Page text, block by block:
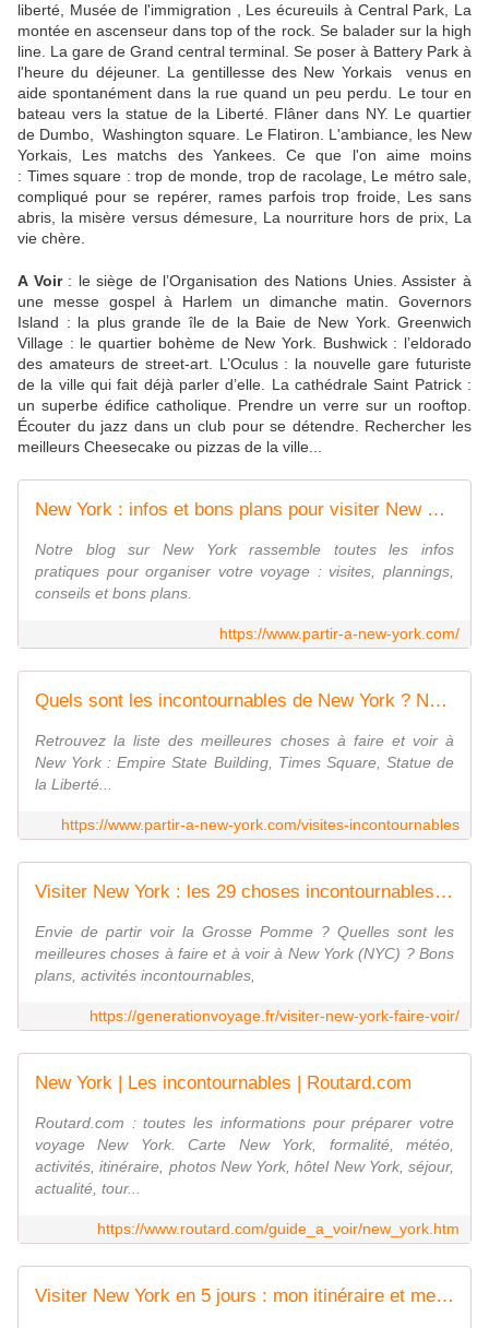
liberté, Musée de l'immigration , Les écureuils à Central Park, La
montée en ascenseur dans top of the rock. Se balader sur la high
line. La gare de Grand central terminal. Se poser à Battery Park à
l'heure du déjeuner. La gentillesse des New Yorkais venus en
aide spontanément dans la rue quand un peu perdu. Le tour en
bateau vers la statue de la Liberté. Flâner dans NY. Le quartier
de Dumbo, Washington square. Le Flatiron. L'ambiance, les New
Yorkais, Les matchs des Yankees. Ce que l'on aime moins
: Times square : trop de monde, trop de racolage, Le métro sale,
compliqué pour se repérer, rames parfois trop froide, Les sans
abris, la misère versus démesure, La nourriture hors de prix, La
vie chère.
A Voir : le siège de l’Organisation des Nations Unies. Assister à
une messe gospel à Harlem un dimanche matin. Governors
Island : la plus grande île de la Baie de New York. Greenwich
Village : le quartier bohème de New York. Bushwick : l’eldorado
des amateurs de street-art. L’Oculus : la nouvelle gare futuriste
de la ville qui fait déjà parler d’elle. La cathédrale Saint Patrick :
un superbe édifice catholique. Prendre un verre sur un rooftop.
Écouter du jazz dans un club pour se détendre. Rechercher les
meilleurs Cheesecake ou pizzas de la ville...
New York : infos et bons plans pour visiter New York
Notre blog sur New York rassemble toutes les infos
pratiques pour organiser votre voyage : visites, plannings,
conseils et bons plans.
https://www.partir-a-new-york.com/
Quels sont les incontournables de New York ? Notre top 21
Retrouvez la liste des meilleures choses à faire et voir à
New York : Empire State Building, Times Square, Statue de
la Liberté...
https://www.partir-a-new-york.com/visites-incontournables
Visiter New York : les 29 choses incontournables à faire
Envie de partir voir la Grosse Pomme ? Quelles sont les
meilleures choses à faire et à voir à New York (NYC) ? Bons
plans, activités incontournables,
https://generationvoyage.fr/visiter-new-york-faire-voir/
New York | Les incontournables | Routard.com
Routard.com : toutes les informations pour préparer votre
voyage New York. Carte New York, formalité, météo,
activités, itinéraire, photos New York, hôtel New York, séjour,
actualité, tour...
https://www.routard.com/guide_a_voir/new_york.htm
Visiter New York en 5 jours : mon itinéraire et mes bons plans